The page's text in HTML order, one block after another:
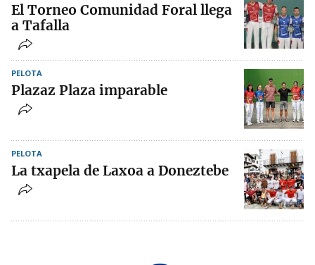
El Torneo Comunidad Foral llega
a Tafalla
PELOTA
Plazaz Plaza imparable
PELOTA
La txapela de Laxoa a Doneztebe